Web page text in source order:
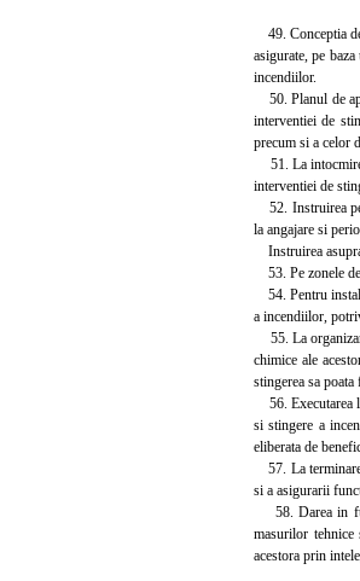
49. Conceptia
asigurate, pe
incendiilor.
50. Planul de
interventiei de
precum si a celor
51. La
interventiei de
52. Instruirea
la angajare si
Instruirea
53. Pe zonele
54. Pentru
a incendiilor,
55. La
chimice ale
stingerea sa poata
56. Executarea
si stingere a
eliberata de
57. La
si a asigurarii
58. Darea in
masurilor
acestora prin